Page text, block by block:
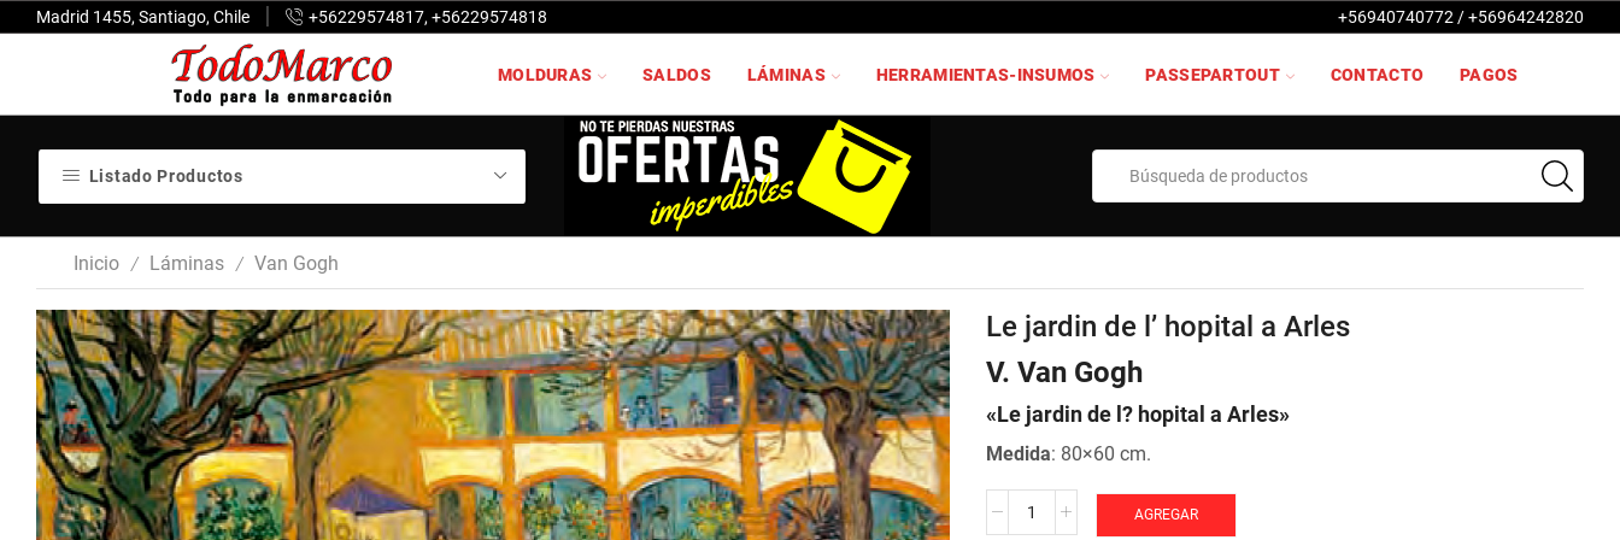
Madrid 1455, Santiago, Chile +56229574817, +56229574818 +56940740772 / +56964242820
MOLDURAS SALDOS LÁMINAS HERRAMIENTAS-INSUMOS PASSEPARTOUT CONTACTO PAGOS
Listado Productos
Inicio / Láminas / Van Gogh
Le jardin de l’ hopital a Arles
V. Van Gogh
«Le jardin de l? hopital a Arles»
Medida: 80×60 cm.
AGREGAR